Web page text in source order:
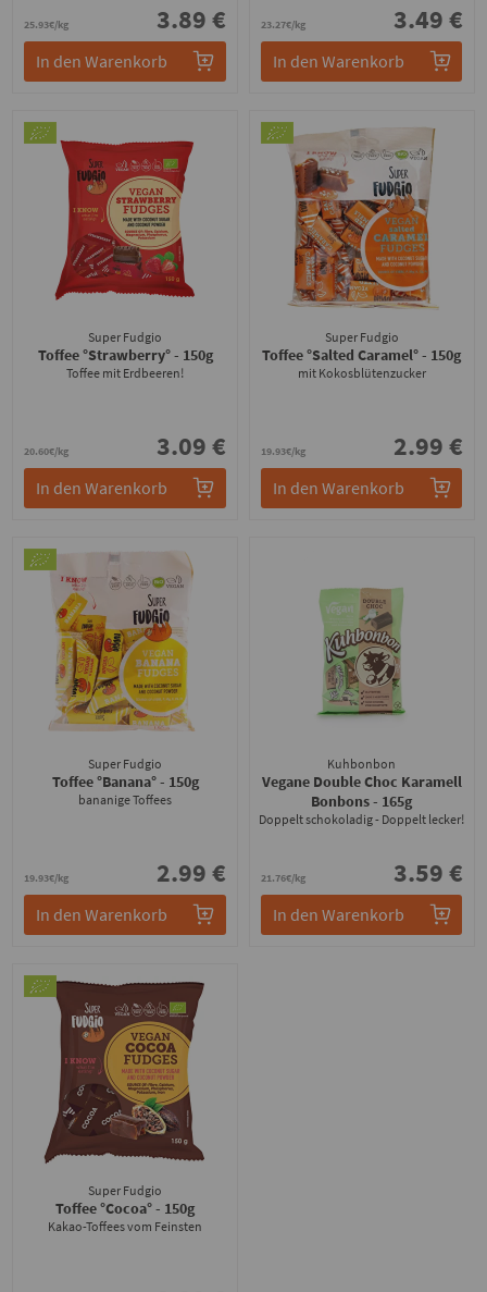
25.93€/kg 3.89 €
In den Warenkorb
23.27€/kg 3.49 €
In den Warenkorb
Super Fudgio
Toffee °Strawberry°- 150g
Toffee mit Erdbeeren!
20.60€/kg 3.09 €
In den Warenkorb
Super Fudgio
Toffee °Salted Caramel°- 150g
mit Kokosblütenzucker
19.93€/kg 2.99 €
In den Warenkorb
Super Fudgio
Toffee °Banana°- 150g
bananige Toffees
19.93€/kg 2.99 €
In den Warenkorb
Kuhbonbon
Vegane Double Choc Karamell
Bonbons- 165g
Doppelt schokoladig - Doppelt lecker!
21.76€/kg 3.59 €
In den Warenkorb
Super Fudgio
Toffee °Cocoa°- 150g
Kakao-Toffees vom Feinsten